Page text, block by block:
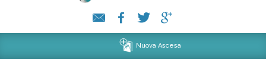
Nuova Ascesa